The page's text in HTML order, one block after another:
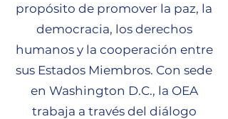
propósito de promover la paz, la
democracia, los derechos
humanos y la cooperación entre
sus Estados Miembros. Con sede
en Washington D.C., la OEA
trabaja a través del diálogo